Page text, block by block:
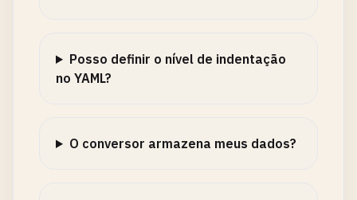
Posso definir o nível de indentação
no YAML?
O conversor armazena meus dados?